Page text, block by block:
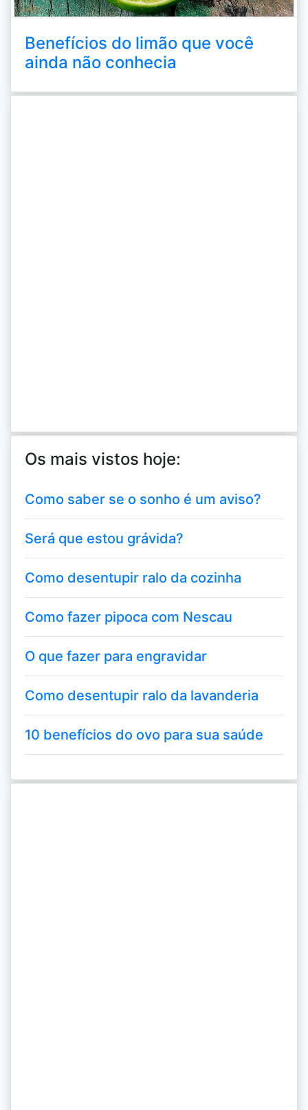
Benefícios do limão que você
ainda não conhecia
Os mais vistos hoje:
Como saber se o sonho é um aviso?
Será que estou grávida?
Como desentupir ralo da cozinha
Como fazer pipoca com Nescau
O que fazer para engravidar
Como desentupir ralo da lavanderia
10 benefícios do ovo para sua saúde